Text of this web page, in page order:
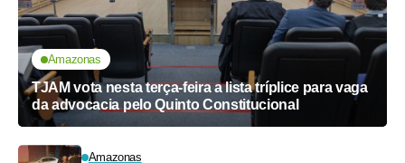
Amazonas
TJAM vota nesta terça-feira a lista tríplice para vaga
da advocacia pelo Quinto Constitucional
Amazonas